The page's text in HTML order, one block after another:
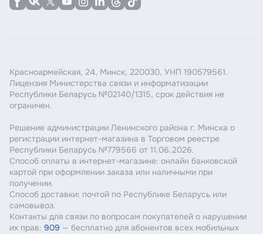
Красноармейская, 24, Минск, 220030, УНП 190579561.
Лицензия Министерства связи и информатизации
Республики Беларусь №02140/1315, срок действия не
ограничен.
Решение администрации Ленинского района г. Минска о
регистрации интернет-магазина в Торговом реестре
Республики Беларусь №779566 от 11.06.2026.
Способ оплаты в интернет-магазине: онлайн банковской
картой при оформлении заказа или наличными при
получении.
Способ доставки: почтой по Республике Беларусь или
самовывоз.
Контакты для связи по вопросам покупателей о нарушении
их прав: 909 — бесплатно для абонентов всех мобильных